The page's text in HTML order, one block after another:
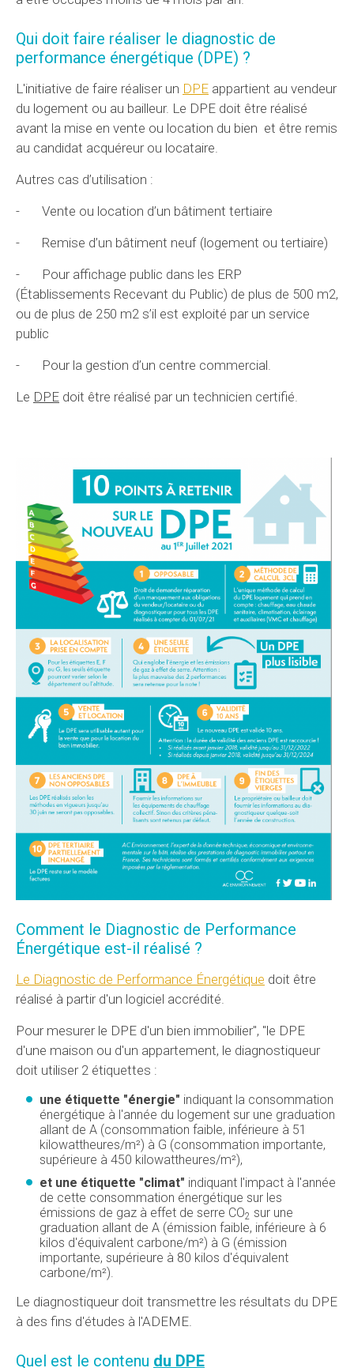
Qui doit faire réaliser le diagnostic de
performance énergétique (DPE) ?
L'initiative de faire réaliser un DPE appartient au vendeur
du logement ou au bailleur. Le DPE doit être réalisé
avant la mise en vente ou location du bien et être remis
au candidat acquéreur ou locataire.
Autres cas d’utilisation :
- Vente ou location d’un bâtiment tertiaire
- Remise d’un bâtiment neuf (logement ou tertiaire)
- Pour affichage public dans les ERP
(Établissements Recevant du Public) de plus de 500 m2,
ou de plus de 250 m2 s’il est exploité par un service
public
- Pour la gestion d’un centre commercial.
Le DPE doit être réalisé par un technicien certifié.
Comment le Diagnostic de Performance
Énergétique est-il réalisé ?
Le Diagnostic de Performance Énergétique doit être
réalisé à partir d'un logiciel accrédité.
Pour mesurer le DPE d'un bien immobilier", "le DPE
d'une maison ou d'un appartement, le diagnostiqueur
doit utiliser 2 étiquettes :
une étiquette "énergie" indiquant la consommation
énergétique à l'année du logement sur une graduation
allant de A (consommation faible, inférieure à 51
kilowattheures/m²) à G (consommation importante,
supérieure à 450 kilowattheures/m²),
et une étiquette "climat" indiquant l'impact à l'année
de cette consommation énergétique sur les
émissions de gaz à effet de serre CO2 sur une
graduation allant de A (émission faible, inférieure à 6
kilos d'équivalent carbone/m²) à G (émission
importante, supérieure à 80 kilos d'équivalent
carbone/m²).
Le diagnostiqueur doit transmettre les résultats du DPE
à des fins d'études à l'ADEME.
Quel est le contenu du DPE